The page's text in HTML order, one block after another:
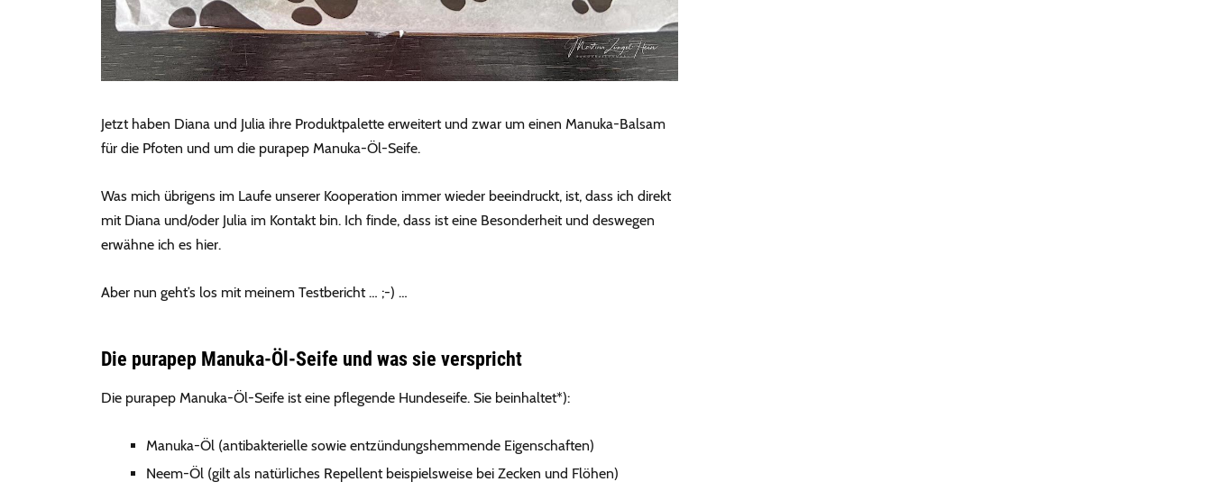
Jetzt haben Diana und Julia ihre Produktpalette erweitert und zwar um einen Manuka-Balsam
für die Pfoten und um die purapep Manuka-Öl-Seife.
Was mich übrigens im Laufe unserer Kooperation immer wieder beeindruckt, ist, dass ich direkt
mit Diana und/oder Julia im Kontakt bin. Ich finde, dass ist eine Besonderheit und deswegen
erwähne ich es hier.
Aber nun geht’s los mit meinem Testbericht … ;-) …
Die purapep Manuka-Öl-Seife und was sie verspricht
Die purapep Manuka-Öl-Seife ist eine pflegende Hundeseife. Sie beinhaltet*):
Manuka-Öl (antibakterielle sowie entzündungshemmende Eigenschaften)
Neem-Öl (gilt als natürliches Repellent beispielsweise bei Zecken und Flöhen)